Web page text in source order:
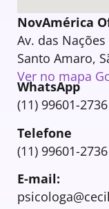
NovAmérica
Av. das
Santo Amaro,
Ver no mapa
WhatsApp
(11) 99601-2736
Telefone
(11) 99601-2736
E-mail: